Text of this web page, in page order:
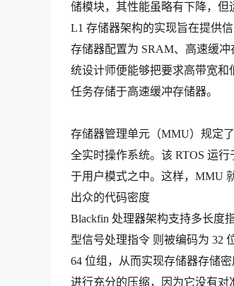
储模块，其性能虽略有下降，但
L1 存储器架构的实现旨在提供
存储器配置为 SRAM、高速缓
统设计师便能够把要求高带宽和
任务存储于高速缓冲存储器。
存储器管理单元（MMU）规定
全实时操作系统。该 RTOS 运
于用户模式之中。这样，MMU
出众的代码密度
Blackfin 处理器架构支持多长度
型信号处理指令 则被编码为 32
64 位组，从而实现存储器存储
进行充分的压缩，因为它没有